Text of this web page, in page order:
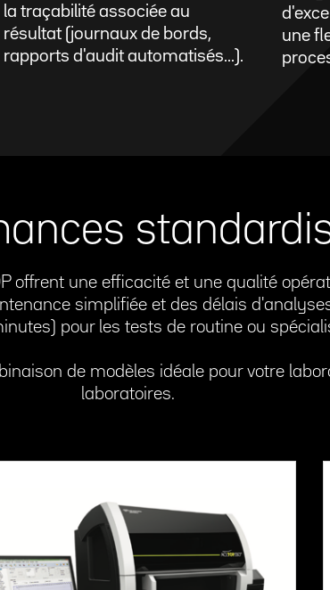
la traçabilité associée au
résultat (journaux de bords,
rapports d'audit automatisés...).
une
offrent une efficacité et une qualité
simplifiée et des délais
pour les tests de routine ou
de modèles idéale pour votre
laboratoires.